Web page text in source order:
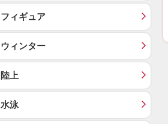
フィギュア
ウィンター
陸上
水泳